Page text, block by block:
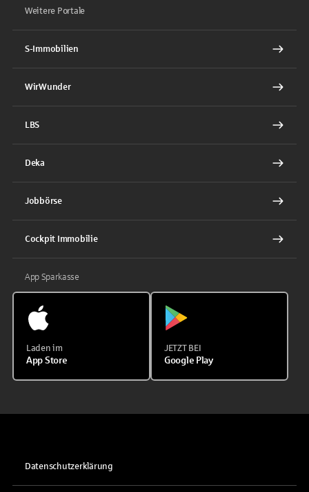
Weitere Portale
S-Immobilien
WirWunder
LBS
Deka
Jobbörse
Cockpit Immobilie
App Sparkasse
Laden im
App Store
JETZT BEI
Google Play
Datenschutzerklärung